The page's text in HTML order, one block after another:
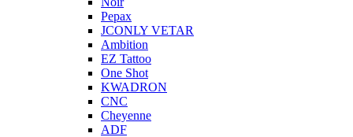
Pepax
JCONLY VETAR
Ambition
EZ Tattoo
One Shot
KWADRON
CNC
Cheyenne
ADF